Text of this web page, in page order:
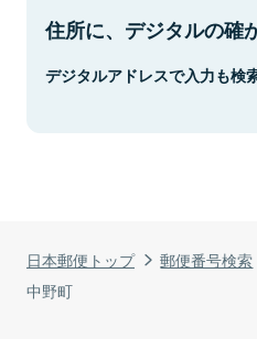
日本郵便トップ 郵便番号検索
中野町
住所に、デジタルの確
デジタルアドレスで入力も検